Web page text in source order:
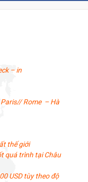
– in
Rome – Hà
thế giới
quá trình tại Châu
USD tùy theo độ